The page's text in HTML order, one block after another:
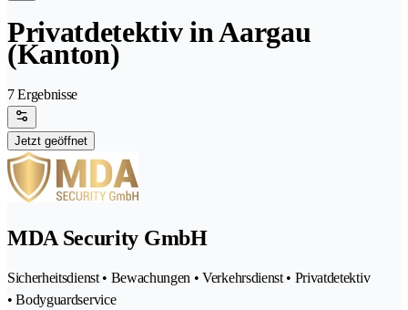
Privatdetektiv in Aargau
(Kanton)
7 Ergebnisse
Jetzt geöffnet
MDA Security GmbH
Sicherheitsdienst • Bewachungen • Verkehrsdienst • Privatdetektiv
• Bodyguardservice